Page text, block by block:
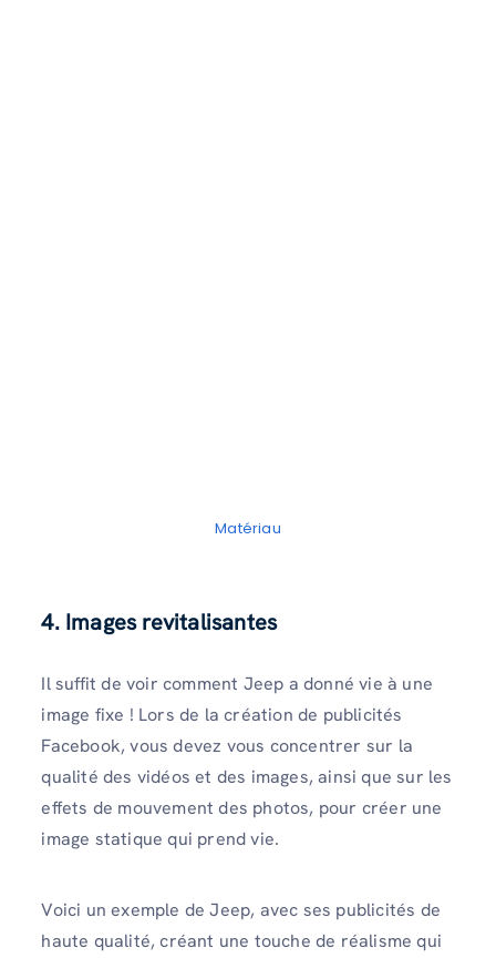
Matériau
4. Images revitalisantes
Il suffit de voir comment Jeep a donné vie à une
image fixe ! Lors de la création de publicités
Facebook, vous devez vous concentrer sur la
qualité des vidéos et des images, ainsi que sur les
effets de mouvement des photos, pour créer une
image statique qui prend vie.
Voici un exemple de Jeep, avec ses publicités de
haute qualité, créant une touche de réalisme qui